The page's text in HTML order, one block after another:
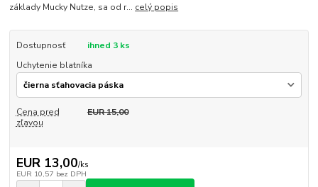
základy Mucky Nutze, sa od r... celý popis
Dostupnosť
ihned 3 ks
Uchytenie blatníka
Cena pred
zľavou
EUR 15,00
EUR 13,00/ks
EUR 10,57 bez DPH